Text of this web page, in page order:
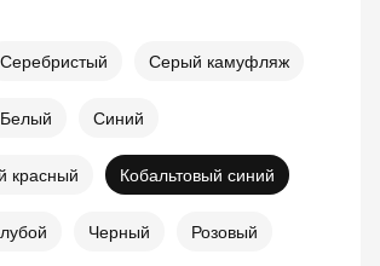
Серебристый Серый камуфляж
Синий
красный Кобальтовый синий
Черный Розовый